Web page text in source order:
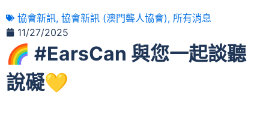
協會新訊, 協會新訊 (澳門聾人協會), 所有消息
11/27/2025
🌈 #EarsCan 與您一起談聽
說礙💛